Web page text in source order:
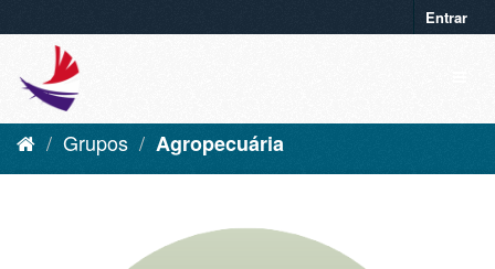
Entrar
Grupos Agropecuária